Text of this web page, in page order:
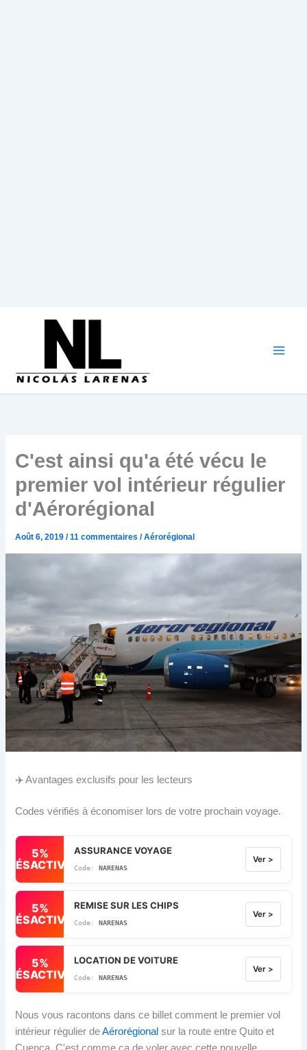
C'est ainsi qu'a été vécu le
premier vol intérieur régulier
d'Aérorégional
Août 6, 2019/11 commentaires /Aérorégional
✈️ Avantages exclusifs pour les lecteurs
Codes vérifiés à économiser lors de votre prochain voyage.
5%
DÉSACTIVÉ
ASSURANCE VOYAGE
NARENAS
Ver >
5%
DÉSACTIVÉ
REMISE SUR LES CHIPS
NARENAS
Ver >
5%
DÉSACTIVÉ
LOCATION DE VOITURE
NARENAS
Ver >
Nous vous racontons dans ce billet comment le premier vol
intérieur régulier deAérorégional sur la route entre Quito et